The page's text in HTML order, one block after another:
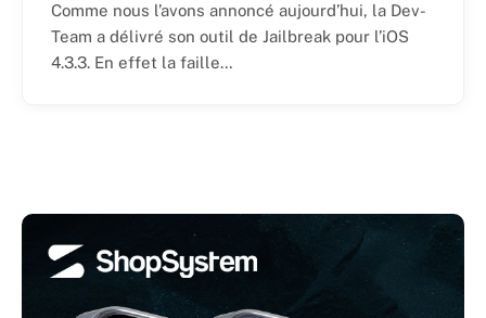
Comme nous l’avons annoncé aujourd’hui, la Dev-
Team a délivré son outil de Jailbreak pour l’iOS
4.3.3. En effet la faille…